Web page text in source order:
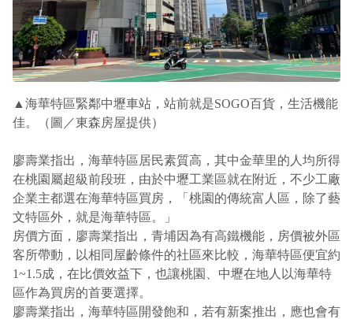
▲ 海華特區緊鄰中壢車站，站前就是SOGO百貨，生活機能
佳。（圖／東森房屋提供）
廖壽業指出，海華特區居民素質高，其中金華里的人均所得
在桃園屬超級前段班，由於中壢工業區就在附近，不少工廠
企業主都選在海華特區買房，「桃園的傳統富人區，除了藝
文特區外，就是海華特區。」
房價方面，廖壽業指出，青埔因為有高鐵機能，房價被外區
客所帶動，以相同屋齡條件的社區來比較，海華特區便宜約
1~1.5成，在比價效益下，也讓桃園、中壢在地人以海華特
區作為買房的首要選擇。
廖壽業指出，海華特區開發飽和，若有新案推出，應也會有